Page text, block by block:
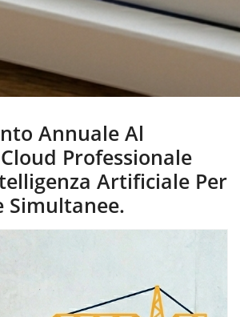
Annuale Al
Professionale
Artificiale Per
Simultanee.